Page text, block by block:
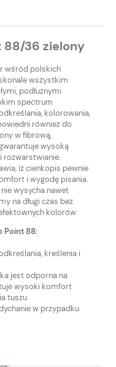
88/36 zielony
wśród polskich
wszystkim
podłużnymi
spectrum
kolorowania,
również do
w fibrową,
wysoką
rozwarstwianie.
iż cienkopis pewnie
i wygodę pisania.
wysycha nawet
na długi czas bez
kolorów.
Point 88:
kreślenia i
jest odporna na
wysoki komfort
tuszu
w przypadku